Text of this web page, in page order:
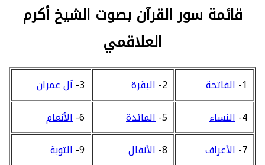
قائمة سور القرآن بصوت الشيخ أكرم
العلاقمي
1- الفاتحة 2- البقرة 3- آل عمران
4- النساء 5- المائدة 6- الأنعام
7- الأعراف 8- الأنفال 9- التوبة